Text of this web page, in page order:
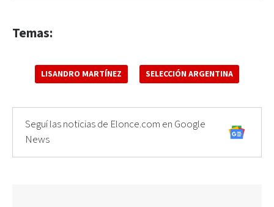
Temas:
LISANDRO MARTÍNEZ SELECCIÓN ARGENTINA
Seguí las noticias de Elonce.com en Google
News